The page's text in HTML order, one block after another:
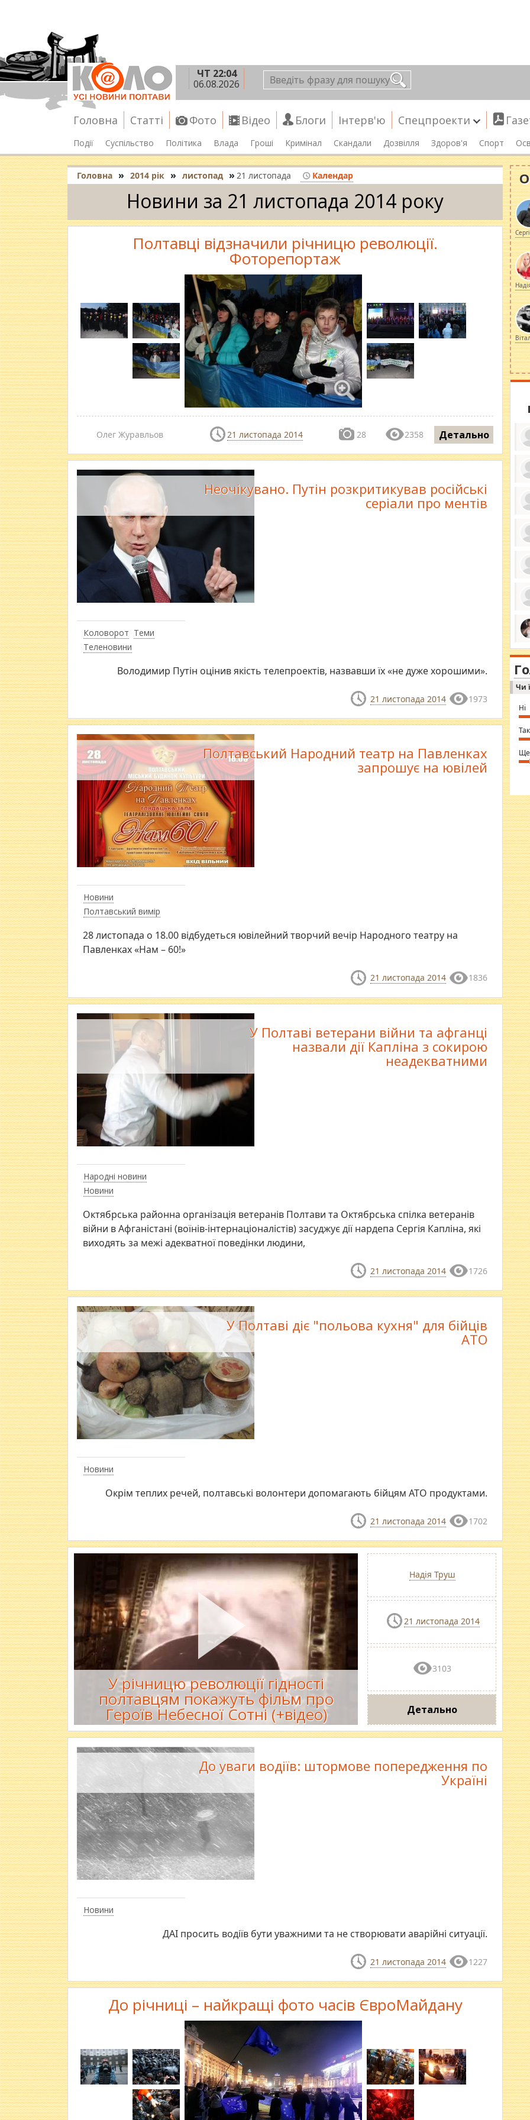
ЧТ 22:04
06.08.2026
Головна Статті Фото Відео Блоги Інтерв'ю Спецпроекти
Події Суспільство Політика Влада Гроші Кримінал Скандали Дозвілля Здоров'я Спорт
Головна » 2014 рік » листопад » 21 листопада Календар
Новини за 21 листопада 2014 року
Полтавці відзначили річницю революції.
Фоторепортаж
Олег Журавльов 21 листопада 2014 28 2358 Детально
Коловорот Теми
Теленовини
Неочікувано. Путін розкритикував російські
серіали про ментів
Володимир Путін оцінив якість телепроектів, назвавши їх «не дуже хорошими».
21 листопада 2014 1973
Новини
Полтавський вимір
Полтавський Народний театр на Павленках
запрошує на ювілей
28 листопада о 18.00 відбудеться ювілейний творчий вечір Народного театру на
Павленках «Нам – 60!»
21 листопада 2014 1836
Народні новини
Новини
У Полтаві ветерани війни та афганці
назвали дії Капліна з сокирою
неадекватними
Октябрська районна організація ветеранів Полтави та Октябрська спілка ветеранів
війни в Афганістані (воїнів-інтернаціоналістів) засуджує дії нардепа Сергія Капліна, які
виходять за межі адекватної поведінки людини,
21 листопада 2014 1726
Новини
У Полтаві діє "польова кухня" для бійців
АТО
Окрім теплих речей, полтавські волонтери допомагають бійцям АТО продуктами.
21 листопада 2014 1702
У річницю революції гідності
полтавцям покажуть фільм про
Героїв Небесної Сотні (+відео)
Надія Труш
21 листопада 2014
3103
Детально
Новини
До уваги водіїв: штормове попередження по
Україні
ДАІ просить водіїв бути уважними та не створювати аварійні ситуації.
21 листопада 2014 1227
До річниці – найкращі фото часів ЄвроМайдану
за
ми
in
⇒
Чи
Ні
Так
Ще